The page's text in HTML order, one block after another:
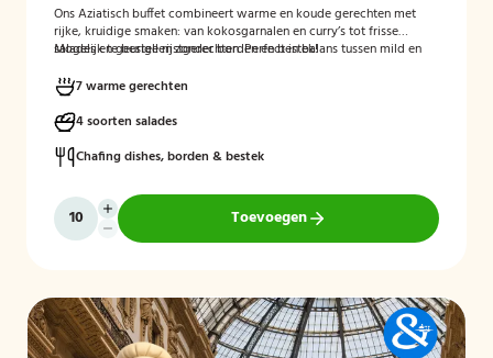
Ons Aziatisch buffet combineert warme en koude gerechten met
rijke, kruidige smaken: van kokosgarnalen en curry’s tot frisse
salades en geurige rijstgerechten. Perfect in balans tussen mild en
Mogelijk te bestellen zonder borden en bestek!
7 warme gerechten
4 soorten salades
Chafing dishes, borden & bestek
Toevoegen